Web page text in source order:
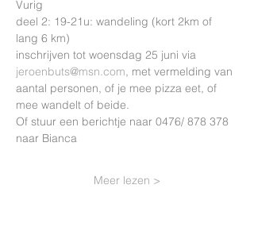
Vurig
deel 2: 19-21u: wandeling (kort 2km of
lang 6 km)
inschrijven tot woensdag 25 juni via
jeroenbuts@msn.com, met vermelding van
aantal personen, of je mee pizza eet, of
mee wandelt of beide.
Of stuur een berichtje naar 0476/ 878 378
naar Bianca
Meer lezen >